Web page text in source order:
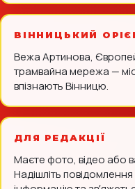
ВІННИЦЬКИЙ
Вежа Артинова,
трамвайна мережа —
впізнають Вінницю.
ДЛЯ РЕДАКЦІЇ
Маєте фото, відео або
Надішліть